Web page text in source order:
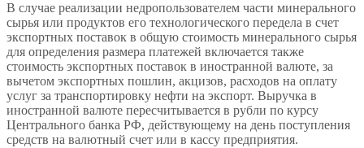
В случае реализации недропользователем части минерального
сырья или продуктов его технологического передела в счет
экспортных поставок в общую стоимость минерального сырья
для определения размера платежей включается также
стоимость экспортных поставок в иностранной валюте, за
вычетом экспортных пошлин, акцизов, расходов на оплату
услуг за транспортировку нефти на экспорт. Выручка в
иностранной валюте пересчитывается в рубли по курсу
Центрального банка РФ, действующему на день поступления
средств на валютный счет или в кассу предприятия.